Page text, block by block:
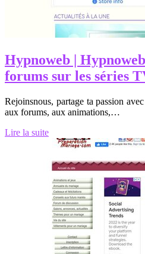
Hypnoweb |
forums sur les séries
Rejoinsnous, partage ta passion
aux forums, aux animations,…
Lire la suite